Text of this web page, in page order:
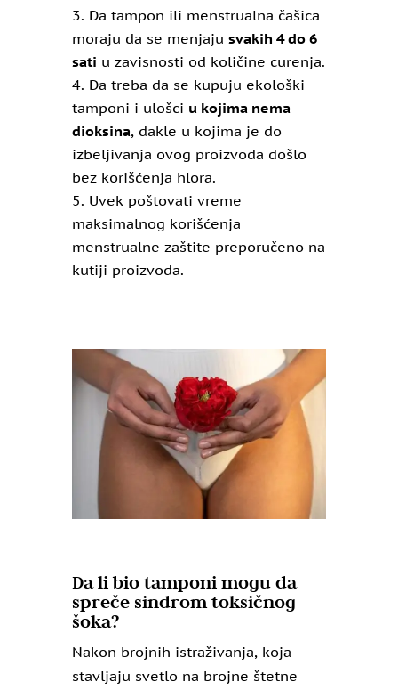
Da tampon ili menstrualna čašica
moraju da se menjaju svakih 4 do 6
sati u zavisnosti od količine curenja.
Da treba da se kupuju ekološki
tamponi i ulošci u kojima nema
dioksina, dakle u kojima je do
izbeljivanja ovog proizvoda došlo
bez korišćenja hlora.
Uvek poštovati vreme
maksimalnog korišćenja
menstrualne zaštite preporučeno na
kutiji proizvoda.
Da li bio tamponi mogu da
spreče sindrom toksičnog
šoka?
Nakon brojnih istraživanja, koja
stavljaju svetlo na brojne štetne